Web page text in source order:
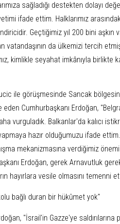
sağladığı destekten dolayı
ifade ettim. Halklarımız
Geçtiğimiz yıl 200 bini aşkın
vatandaşının da ülkemizi tercih
kimlikle seyahat imkânıyla birlikte
ile görüşmesinde Sancak
eden Cumhurbaşkanı Erdoğan,
vurguladık. Balkanlar'da kalıcı
hazır olduğumuzu ifade
mekanizmasına verdiğimiz
Erdoğan, gerek Arnavutluk
hayırlara vesile olmasını temenni
bağlı duran bir hükûmet yok"
"İsrail'in Gazze'ye